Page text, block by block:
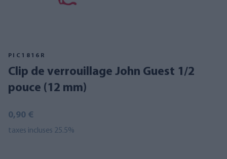
PIC1816R
Clip de verrouillage John Guest 1/2
pouce (12 mm)
0,90 €
taxes incluses 25.5%